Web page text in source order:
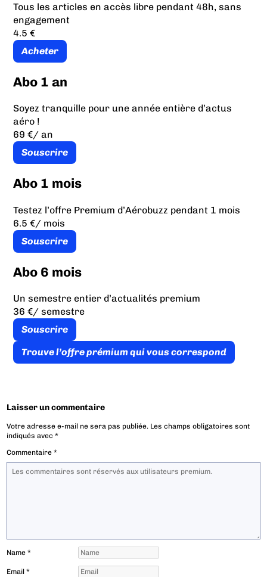
Tous les articles en accès libre pendant 48h, sans
engagement
4.5 €
Acheter
Abo 1 an
Soyez tranquille pour une année entière d’actus
aéro !
69 €/ an
Souscrire
Abo 1 mois
Testez l’offre Premium d’Aérobuzz pendant 1 mois
6.5 €/ mois
Souscrire
Abo 6 mois
Un semestre entier d’actualités premium
36 €/ semestre
Souscrire
Trouve l’offre prémium qui vous correspond
Laisser un commentaire
Votre adresse e-mail ne sera pas publiée. Les champs obligatoires sont
indiqués avec*
Commentaire*
Name*
Email*